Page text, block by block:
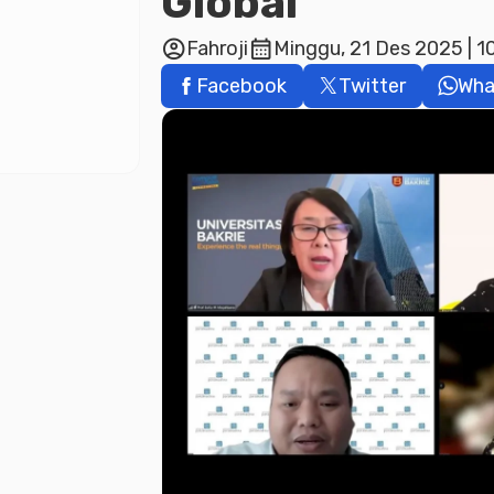
account_circleFahrojicalendar_monthMinggu, 21 Des 2025 |
Facebook
Twitter